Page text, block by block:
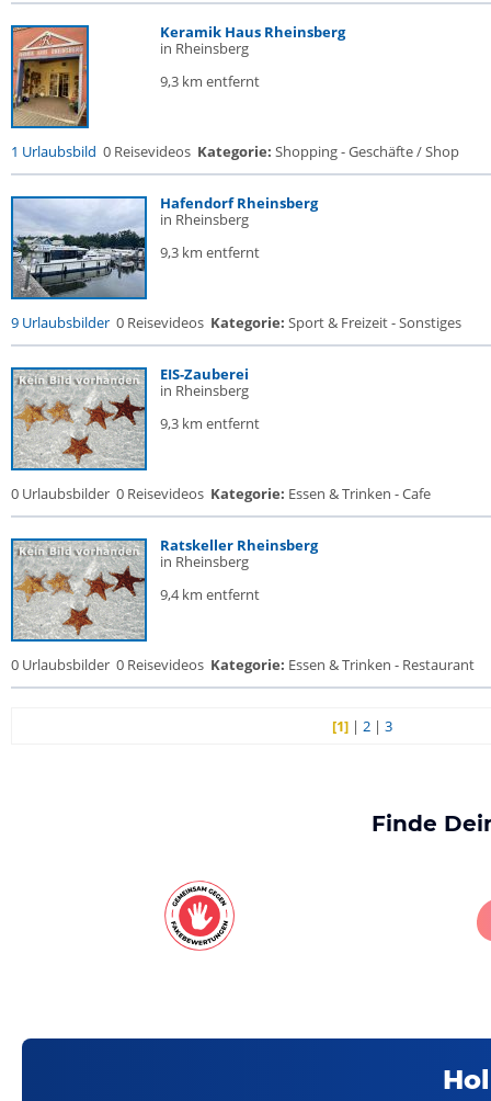
Keramik Haus Rheinsberg
in Rheinsberg
9,3 km entfernt
1 Urlaubsbild 0 Reisevideos Kategorie: Shopping - Geschäfte / Shop
Hafendorf Rheinsberg
in Rheinsberg
9,3 km entfernt
9 Urlaubsbilder 0 Reisevideos Kategorie: Sport & Freizeit - Sonstiges
EIS-Zauberei
in Rheinsberg
9,3 km entfernt
0 Urlaubsbilder 0 Reisevideos Kategorie: Essen & Trinken - Cafe
Ratskeller Rheinsberg
in Rheinsberg
9,4 km entfernt
0 Urlaubsbilder 0 Reisevideos Kategorie: Essen & Trinken - Restaurant
[1] |2 |3
Finde